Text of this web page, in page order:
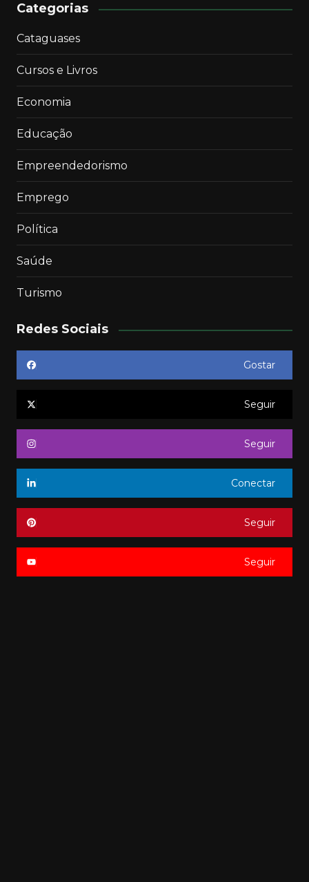
Categorias
Cataguases
Cursos e Livros
Economia
Educação
Empreendedorismo
Emprego
Política
Saúde
Turismo
Redes Sociais
Gostar
Seguir
Seguir
Conectar
Seguir
Seguir